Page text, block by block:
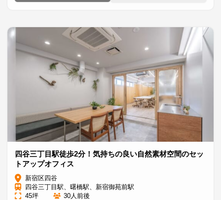
四谷三丁目駅徒歩2分！気持ちの良い自然素材空間のセッ
トアップオフィス
新宿区四谷
四谷三丁目駅、曙橋駅、新宿御苑前駅
45坪
30人前後